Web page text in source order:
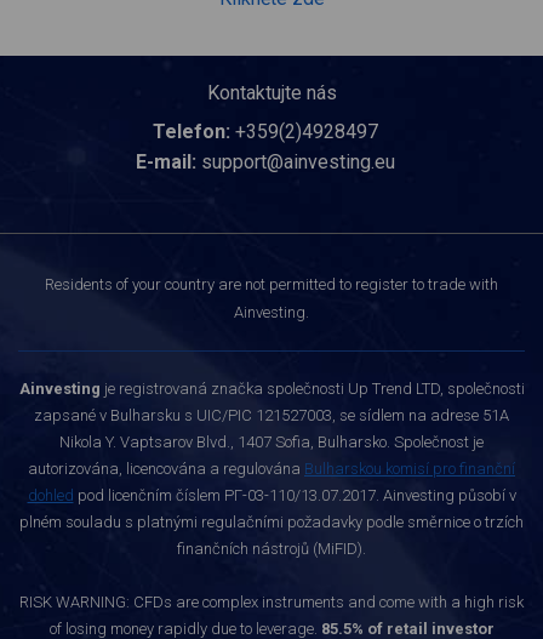
Kontaktujte nás
Telefon: +359(2)4928497
E-mail: support@ainvesting.eu
Residents of your country are not permitted to register to trade with
Ainvesting.
Ainvesting je registrovaná značka společnosti Up Trend LTD, společnosti
zapsané v Bulharsku s UIC/PIC 121527003, se sídlem na adrese 51A
Nikola Y. Vaptsarov Blvd., 1407 Sofia, Bulharsko. Společnost je
autorizována, licencována a regulována Bulharskou komisí pro finanční
dohled pod licenčním číslem РГ-03-110/13.07.2017. Ainvesting působí v
plném souladu s platnými regulačními požadavky podle směrnice o trzích
finančních nástrojů (MiFID).
RISK WARNING: CFDs are complex instruments and come with a high risk
of losing money rapidly due to leverage. 85.5% of retail investor